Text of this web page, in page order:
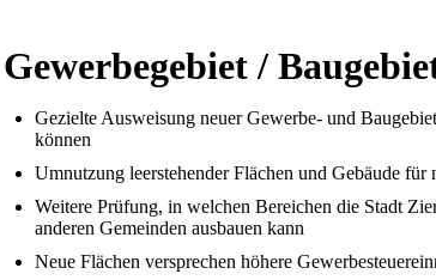
Gewerbegebiet /
Gezielte Ausweisung neuer Gewerbe- und
können
Umnutzung leerstehender Flächen und Gebäude für
Weitere Prüfung, in welchen Bereichen die Stadt
anderen Gemeinden ausbauen kann
Neue Flächen versprechen höhere